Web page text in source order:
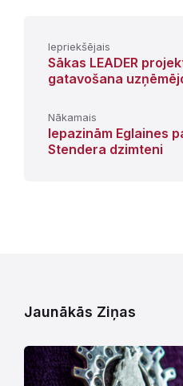
Iepriekšējais
Sākas LEADER
gatavošana
Nākamais
Iepazinām Eglaines
Stendera dzimteni
Jaunākās Ziņas